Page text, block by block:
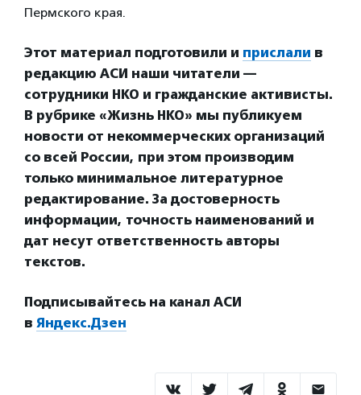
Пермского края.
Этот материал подготовили и прислали в
редакцию АСИ наши читатели —
сотрудники НКО и гражданские активисты.
В рубрике «Жизнь НКО» мы публикуем
новости от некоммерческих организаций
со всей России, при этом производим
только минимальное литературное
редактирование. За достоверность
информации, точность наименований и
дат несут ответственность авторы
текстов.
Подписывайтесь на канал АСИ
в Яндекс.Дзен